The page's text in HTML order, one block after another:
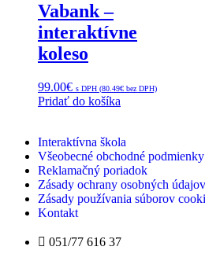
Vabank –
interaktívne
koleso
99.00€ s DPH (80.49€ bez DPH)
Pridať do košíka
Interaktívna škola
Všeobecné obchodné podmienky
Reklamačný poriadok
Zásady ochrany osobných údajov
Zásady používania súborov
Kontakt
051/77 616 37